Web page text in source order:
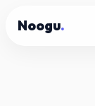
Noogu.